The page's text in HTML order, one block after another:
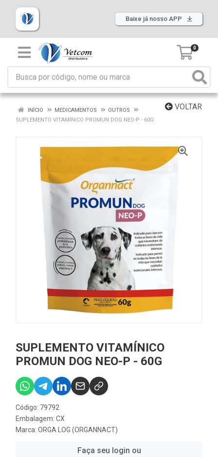
Baixe já nosso APP
0
VOLTAR
INÍCIO MEDICAMENTOS
OUTROS
SUPLEMENTO VITAMÍNICO PROMUN DOG NEO-P - 60G
SUPLEMENTO VITAMÍNICO
PROMUN DOG NEO-P - 60G
Código: 79792
Embalagem: CX
Marca: ORGA LOG (ORGANNACT)
Faça seu login ou